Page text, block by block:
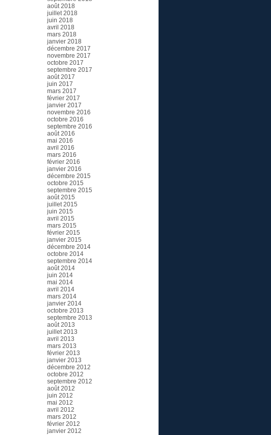
août 2018
juillet 2018
juin 2018
avril 2018
mars 2018
janvier 2018
décembre 2017
novembre 2017
octobre 2017
septembre 2017
août 2017
juin 2017
mars 2017
février 2017
janvier 2017
novembre 2016
octobre 2016
septembre 2016
août 2016
mai 2016
avril 2016
mars 2016
février 2016
janvier 2016
décembre 2015
octobre 2015
septembre 2015
août 2015
juillet 2015
juin 2015
avril 2015
mars 2015
février 2015
janvier 2015
décembre 2014
octobre 2014
septembre 2014
août 2014
juin 2014
mai 2014
avril 2014
mars 2014
janvier 2014
octobre 2013
septembre 2013
août 2013
juillet 2013
avril 2013
mars 2013
février 2013
janvier 2013
décembre 2012
octobre 2012
septembre 2012
août 2012
juin 2012
mai 2012
avril 2012
mars 2012
février 2012
janvier 2012